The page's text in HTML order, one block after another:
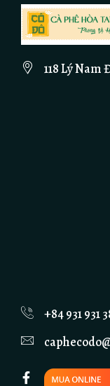
118 Lý Nam
+84 931 931